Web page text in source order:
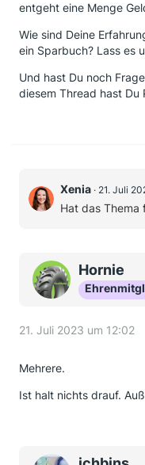
entgeht eine Menge
Wie sind Deine
ein Sparbuch? Lass es
Und hast Du noch
diesem Thread hast Du
Xenia 21. Juli
Hat das Thema
Hornie
21. Juli 2023 um 12:02
Mehrere.
Ist halt nichts drauf.